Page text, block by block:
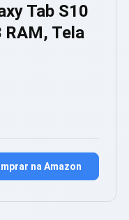
Tab S10
RAM, Tela
na Amazon